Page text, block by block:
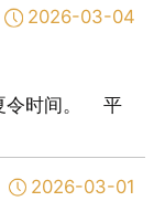
2026-03-04
令时间。 平
2026-03-01